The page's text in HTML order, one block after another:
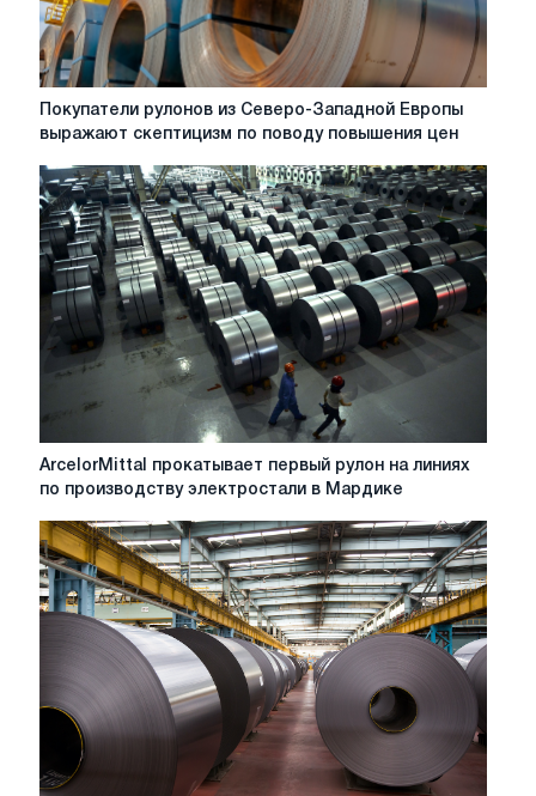
Покупатели
Северо-
Западной
Европы
выражают
скептицизм
по
поводу
повышения
цен
Покупатели рулонов из Северо-Западной Европы
выражают скептицизм по поводу повышения цен
ArcelorMittal
рулон
на
линиях
по
производству
электростали
Мардике
ArcelorMittal прокатывает первый рулон на линиях
по производству электростали в Мардике